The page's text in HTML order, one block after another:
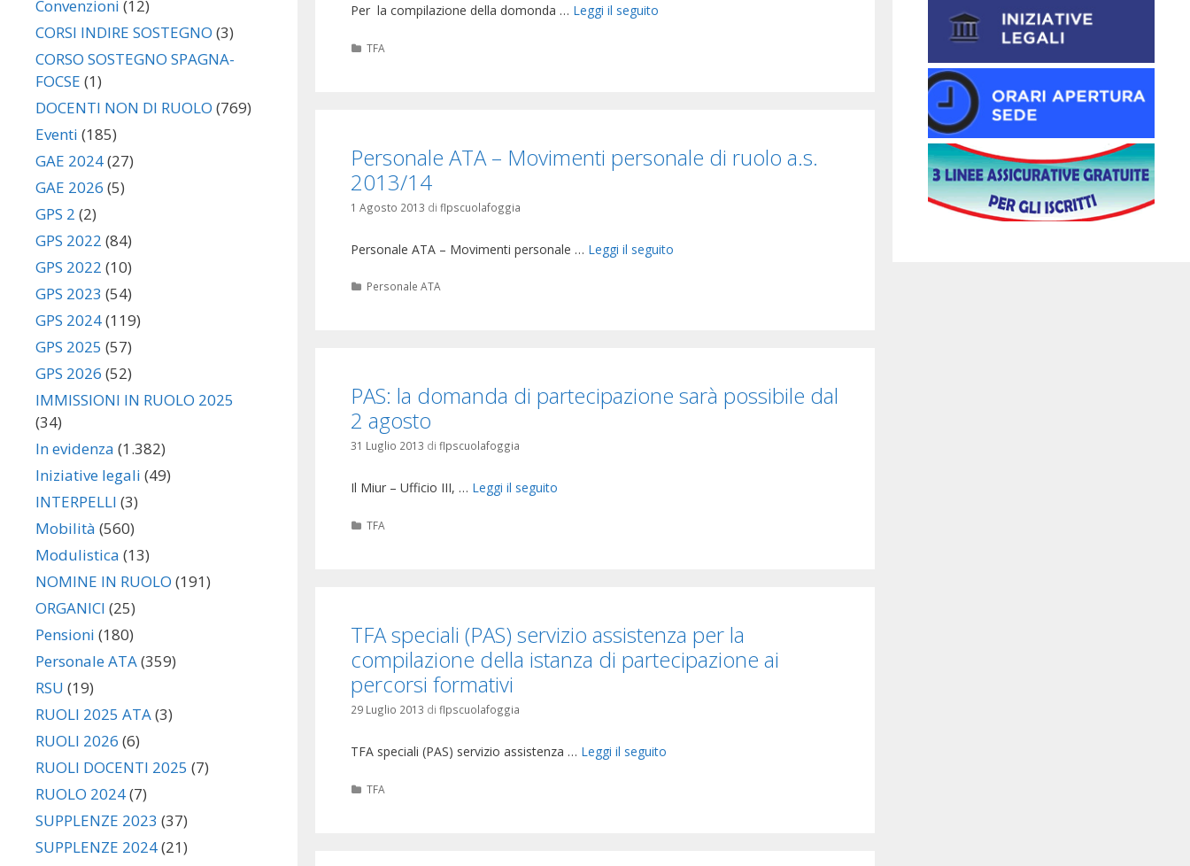
Per la compilazione della domonda … Leggi il seguito
Categorie
TFA
Personale ATA – Movimenti personale di ruolo a.s.
2013/14
1 Agosto 2013 di flpscuolafoggia
Personale ATA – Movimenti personale … Leggi il seguito
Categorie
Personale ATA
PAS: la domanda di partecipazione sarà possibile dal
2 agosto
31 Luglio 2013 di flpscuolafoggia
Il Miur – Ufficio III, … Leggi il seguito
Categorie
TFA
TFA speciali (PAS) servizio assistenza per la
compilazione della istanza di partecipazione ai
percorsi formativi
29 Luglio 2013 di flpscuolafoggia
TFA speciali (PAS) servizio assistenza … Leggi il seguito
Categorie
TFA
Convenzioni (12)
CORSI INDIRE SOSTEGNO (3)
CORSO SOSTEGNO SPAGNA-
FOCSE (1)
DOCENTI NON DI RUOLO (769)
Eventi (185)
GAE 2024(27)
GAE 2026 (5)
GPS 2 (2)
GPS 2022 (84)
GPS 2022 (10)
GPS 2023 (54)
GPS 2024(119)
GPS 2025 (57)
GPS 2026 (52)
IMMISSIONI IN RUOLO 2025
(34)
In evidenza (1.382)
Iniziative legali (49)
INTERPELLI (3)
Mobilità (560)
Modulistica (13)
NOMINE IN RUOLO (191)
ORGANICI (25)
Pensioni (180)
Personale ATA(359)
RSU (19)
RUOLI 2025 ATA(3)
RUOLI 2026 (6)
RUOLI DOCENTI 2025 (7)
RUOLO 2024(7)
SUPPLENZE 2023 (37)
SUPPLENZE 2024(21)